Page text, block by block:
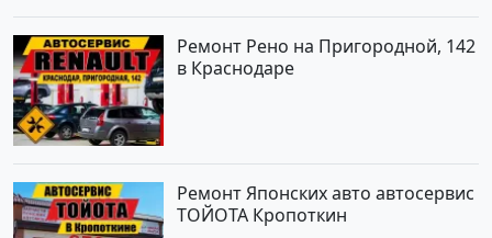
Ремонт Рено на Пригородной, 142
в Краснодаре
Ремонт Японских авто автосервис
ТОЙОТА Кропоткин